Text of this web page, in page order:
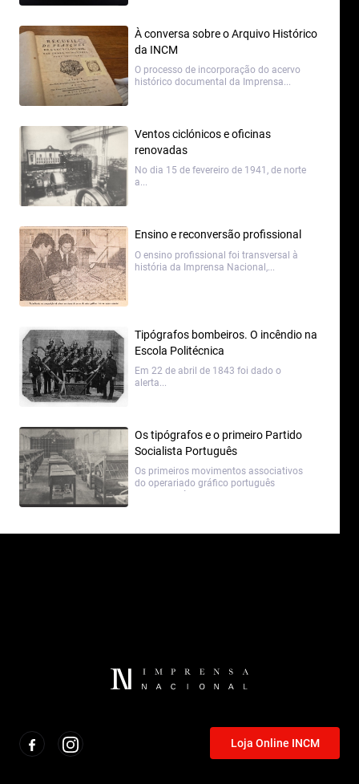
À conversa sobre o Arquivo Histórico
da INCM
O processo de incorporação do acervo
histórico documental da Imprensa...
Ventos ciclónicos e oficinas
renovadas
No dia 15 de fevereiro de 1941, de norte
a...
Ensino e reconversão profissional
O ensino profissional foi transversal à
história da Imprensa Nacional,...
Tipógrafos bombeiros. O incêndio na
Escola Politécnica
Em 22 de abril de 1843 foi dado o
alerta...
Os tipógrafos e o primeiro Partido
Socialista Português
Os primeiros movimentos associativos
do operariado gráfico português
Loja Online INCM